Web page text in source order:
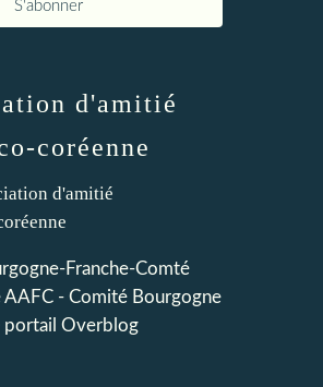
d'amitié
coréenne
Franche-Comté
AAFC - Comité Bourgogne
portail Overblog